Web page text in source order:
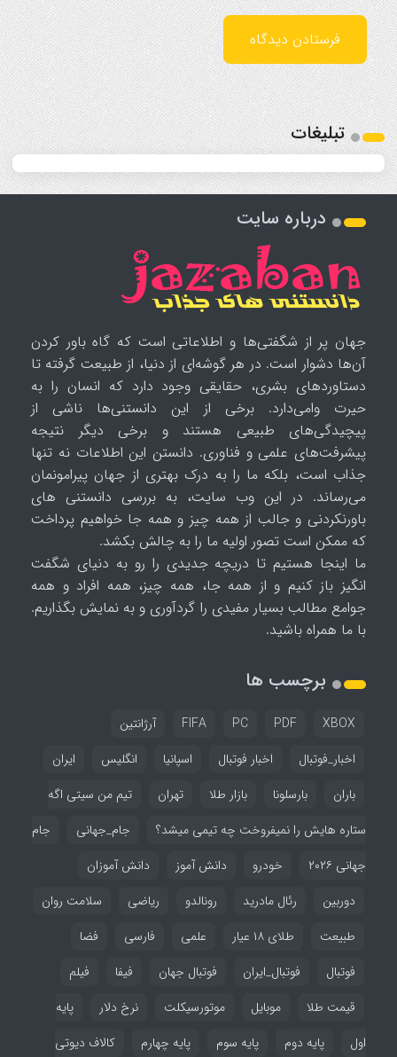
تبلیغات
درباره سایت
جهان پر از شگفتی‌ها و اطلاعاتی است که گاه باور کردن
آن‌ها دشوار است. در هر گوشه‌ای از دنیا، از طبیعت گرفته تا
دستاوردهای بشری، حقایقی وجود دارد که انسان را به
حیرت وامی‌دارد. برخی از این دانستنی‌ها ناشی از
پیچیدگی‌های طبیعی هستند و برخی دیگر نتیجه
پیشرفت‌های علمی و فناوری. دانستن این اطلاعات نه تنها
جذاب است، بلکه ما را به درک بهتری از جهان پیرامونمان
می‌رساند. در این وب سایت، به بررسی دانستنی های
باورنکردنی و جالب از همه چیز و همه جا خواهیم پرداخت
که ممکن است تصور اولیه ما را به چالش بکشد.
ما اینجا هستیم تا دریچه جدیدی را رو به دنیای شگفت
انگیز باز کنیم و از همه جا، همه چیز، همه افراد و همه
جوامع مطالب بسیار مفیدی را گردآوری و به نمایش بگذاریم.
با ما همراه باشید.
برچسب ها
FIFA PC PDF XBOX
آرژانتین
اخبار_فوتبال
اخبار فوتبال اسپانیا انگلیس
ایران
باران
بارسلونا بازار طلا تهران
تیم من سیتی اگه
ستاره هایش را نمیفروخت چه تیمی میشد؟
جام_جهانی
جام
جهانی ۲۰۲۶
خودرو دانش آموز
دانش آموزان
دوربین
رئال مادرید رونالدو ریاضی
سلامت روان
طبیعت
طلای ۱۸ عیار علمی فارسی
فضا
فوتبال
فوتبال_ایران فوتبال جهان فیفا
فیلم
قیمت طلا
موبایل موتورسیکلت نرخ دلار
پایه
اول
پایه دوم پایه سوم پایه چهارم کالاف دیوتی